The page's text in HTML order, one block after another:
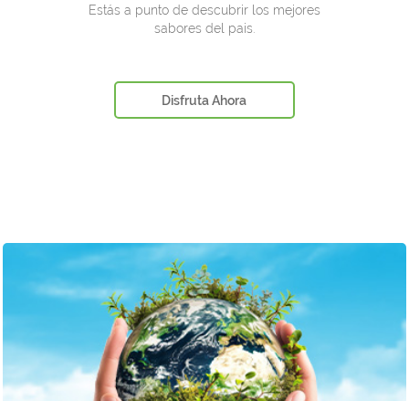
Estás a punto de descubrir los mejores
sabores del pais.
Disfruta Ahora